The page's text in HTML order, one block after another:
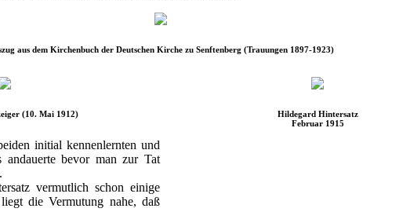
aus dem Kirchenbuch der Deutschen Kirche zu Senftenberg (Trauungen 1897-1923)
(10. Mai 1912)
initial kennenlernten und
bevor man zur Tat
vermutlich schon einige
die Vermutung nahe, daß
Hildegard Hintersatz
Februar 1915